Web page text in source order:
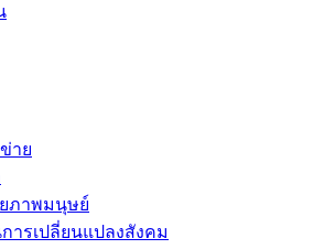
าย
ภาพมนุษย์
ารเปลี่ยนแปลงสังคม